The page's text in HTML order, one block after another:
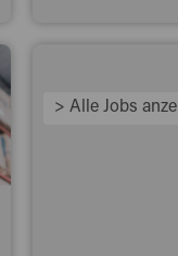
> Alle Jobs